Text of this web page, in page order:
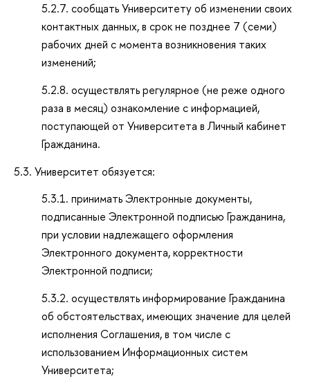
5.2.7. сообщать Университету об изменении своих
контактных данных, в срок не позднее 7 (семи)
рабочих дней с момента возникновения таких
изменений;
5.2.8. осуществлять регулярное (не реже одного
раза в месяц) ознакомление с информацией,
поступающей от Университета в Личный кабинет
Гражданина.
5.3. Университет обязуется:
5.3.1. принимать Электронные документы,
подписанные Электронной подписью Гражданина,
при условии надлежащего оформления
Электронного документа, корректности
Электронной подписи;
5.3.2. осуществлять информирование Гражданина
об обстоятельствах, имеющих значение для целей
исполнения Соглашения, в том числе с
использованием Информационных систем
Университета;